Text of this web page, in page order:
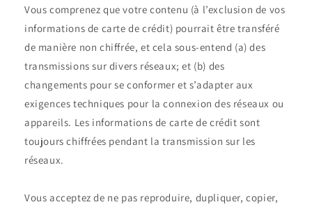
Vous comprenez que votre contenu (à l’exclusion de vos
informations de carte de crédit) pourrait être transféré
de manière non chiffrée, et cela sous-entend (a) des
transmissions sur divers réseaux; et (b) des
changements pour se conformer et s’adapter aux
exigences techniques pour la connexion des réseaux ou
appareils. Les informations de carte de crédit sont
toujours chiffrées pendant la transmission sur les
réseaux.
Vous acceptez de ne pas reproduire, dupliquer, copier,